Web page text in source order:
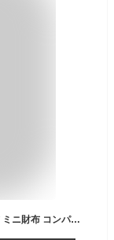
[モンベル] 財布 メンズ レディース 3つ折り 折財布 ミニ財布 コンパクト ナイロン トレールワレット 1133248 (ダークグリーン(KHGN)/グリーン)